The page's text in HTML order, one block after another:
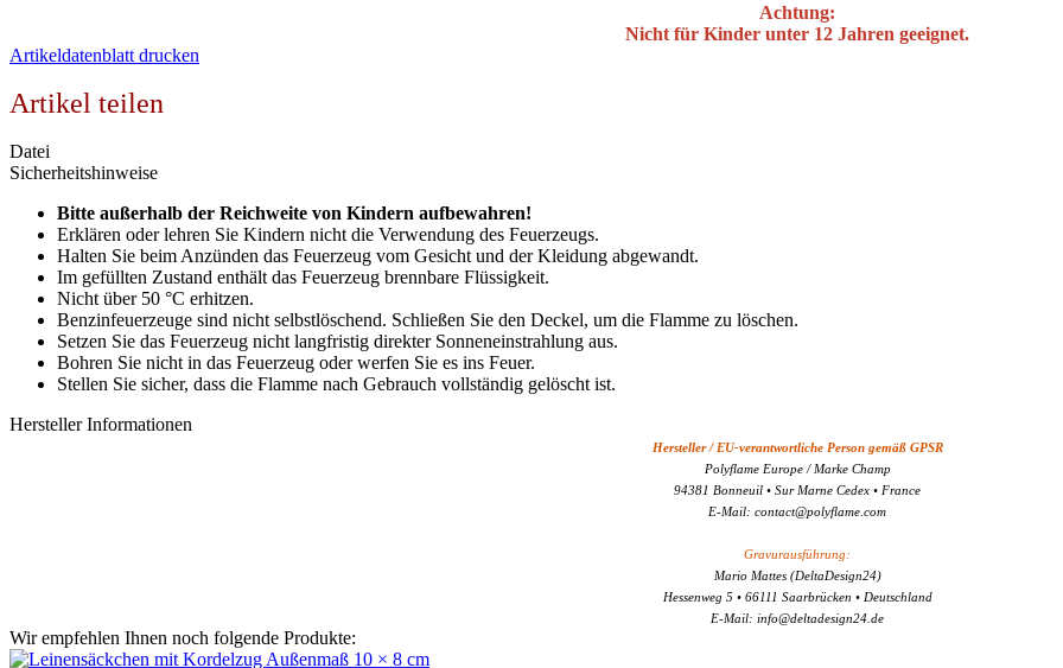
Achtung:
Nicht für Kinder unter 12 Jahren geeignet.
Artikeldatenblatt drucken
Artikel teilen
Datei
Sicherheitshinweise
Bitte außerhalb der Reichweite von Kindern aufbewahren!
Erklären oder lehren Sie Kindern nicht die Verwendung des Feuerzeugs.
Halten Sie beim Anzünden das Feuerzeug vom Gesicht und der Kleidung abgewandt.
Im gefüllten Zustand enthält das Feuerzeug brennbare Flüssigkeit.
Nicht über 50 °C erhitzen.
Benzinfeuerzeuge sind nicht selbstlöschend. Schließen Sie den Deckel, um die Flamme zu löschen.
Setzen Sie das Feuerzeug nicht langfristig direkter Sonneneinstrahlung aus.
Bohren Sie nicht in das Feuerzeug oder werfen Sie es ins Feuer.
Stellen Sie sicher, dass die Flamme nach Gebrauch vollständig gelöscht ist.
Hersteller Informationen
Hersteller / EU-verantwortliche Person gemäß GPSR
Polyflame Europe / Marke Champ
94381 Bonneuil • Sur Marne Cedex • France
E-Mail: contact@polyflame.com
Gravurausführung:
Mario Mattes (DeltaDesign24)
Hessenweg 5 • 66111 Saarbrücken • Deutschland
E-Mail: info@deltadesign24.de
Wir empfehlen Ihnen noch folgende Produkte: